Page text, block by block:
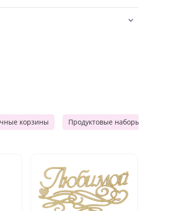
корзины Продуктовые наборы